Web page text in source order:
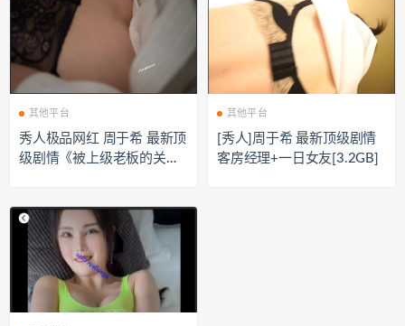
其他平台
秀人极品网红 周于希 最新顶
级剧情《被上级老板的关
其他平台
[秀人]周于希 最新顶级剧情
客房经理+一日女友[3.2GB]